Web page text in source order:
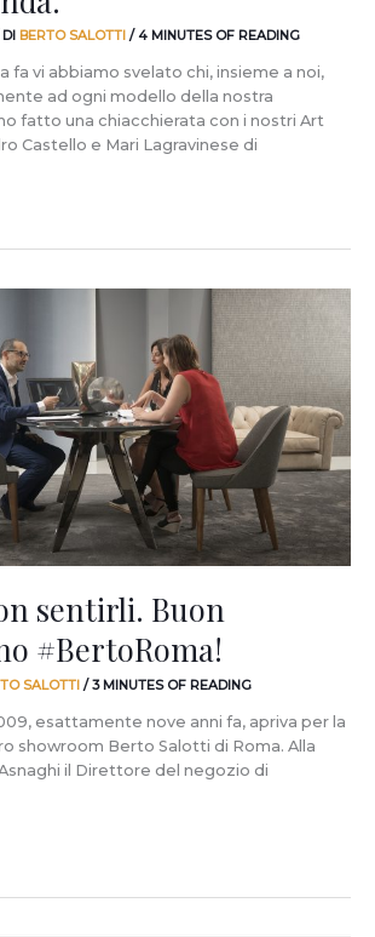
BERTO SALOTTI /4 MINUTES OF READING
fa vi abbiamo svelato chi, insieme a noi,
ad ogni modello della nostra
fatto una chiacchierata con i nostri Art
Castello e Mari Lagravinese di
sentirli. Buon
#BertoRoma!
SALOTTI /3 MINUTES OF READING
esattamente nove anni fa, apriva per la
showroom Berto Salotti di Roma. Alla
il Direttore del negozio di